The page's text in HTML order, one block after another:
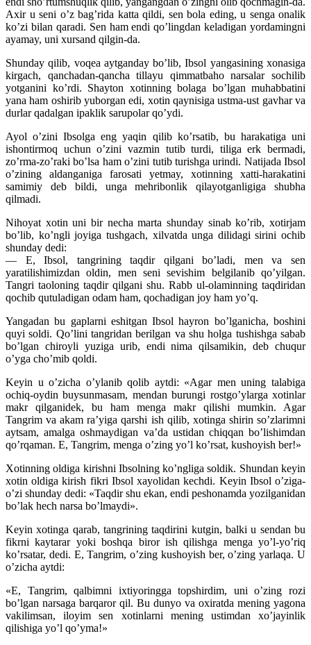
Axir u seni o’z bag’rida katta qildi, sen bola eding, u senga onalik
ko’zi bilan qaradi. Sen ham endi qo’lingdan keladigan yordamingni
ayamay, uni xursand qilgin-da.
Shunday qilib, voqea aytganday bo’lib, Ibsol yangasining xonasiga
kirgach, qanchadan-qancha tillayu qimmatbaho narsalar sochilib
yotganini ko’rdi. Shayton xotinning bolaga bo’lgan muhabbatini
yana ham oshirib yuborgan edi, xotin qaynisiga ustma-ust gavhar va
durlar qadalgan ipaklik sarupolar qo’ydi.
Ayol o’zini Ibsolga eng yaqin qilib ko’rsatib, bu harakatiga uni
ishontirmoq uchun o’zini vazmin tutib turdi, tiliga erk bermadi,
zo’rma-zo’raki bo’lsa ham o’zini tutib turishga urindi. Natijada Ibsol
o’zining aldanganiga farosati yetmay, xotinning xatti-harakatini
samimiy deb bildi, unga mehribonlik qilayotganligiga shubha
qilmadi.
Nihoyat xotin uni bir necha marta shunday sinab ko’rib, xotirjam
bo’lib, ko’ngli joyiga tushgach, xilvatda unga dilidagi sirini ochib
shunday dedi:
— E, Ibsol, tangrining taqdir qilgani bo’ladi, men va sen
yaratilishimizdan oldin, men seni sevishim belgilanib qo’yilgan.
Tangri taoloning taqdir qilgani shu. Rabb ul-olaminning taqdiridan
qochib qutuladigan odam ham, qochadigan joy ham yo’q.
Yangadan bu gaplarni eshitgan Ibsol hayron bo’lganicha, boshini
quyi soldi. Qo’lini tangridan berilgan va shu holga tushishga sabab
bo’lgan chiroyli yuziga urib, endi nima qilsamikin, deb chuqur
o’yga cho’mib qoldi.
Keyin u o’zicha o’ylanib qolib aytdi: «Agar men uning talabiga
ochiq-oydin buysunmasam, mendan burungi rostgo’ylarga xotinlar
makr qilganidek, bu ham menga makr qilishi mumkin. Agar
Tangrim va akam ra’yiga qarshi ish qilib, xotinga shirin so’zlarimni
aytsam, amalga oshmaydigan va’da ustidan chiqqan bo’lishimdan
qo’rqaman. E, Tangrim, menga o’zing yo’l ko’rsat, kushoyish ber!»
Xotinning oldiga kirishni Ibsolning ko’ngliga soldik. Shundan keyin
xotin oldiga kirish fikri Ibsol xayolidan kechdi. Keyin Ibsol o’ziga-
o’zi shunday dedi: «Taqdir shu ekan, endi peshonamda yozilganidan
bo’lak hech narsa bo’lmaydi».
Keyin xotinga qarab, tangrining taqdirini kutgin, balki u sendan bu
fikrni kaytarar yoki boshqa biror ish qilishga menga yo’l-yo’riq
ko’rsatar, dedi. E, Tangrim, o’zing kushoyish ber, o’zing yarlaqa. U
o’zicha aytdi:
«E, Tangrim, qalbimni ixtiyoringga topshirdim, uni o’zing rozi
bo’lgan narsaga barqaror qil. Bu dunyo va oxiratda mening yagona
vakilimsan, iloyim sen xotinlarni mening ustimdan xo’jayinlik
qilishiga yo’l qo’yma!»